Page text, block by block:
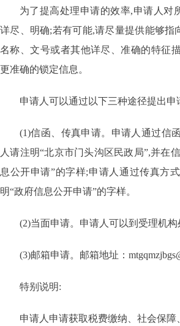
为了提高处理申请的效率,申请人对
详尽、明确;若有可能,请尽量提供能够指
名称、文号或者其他详尽、准确的特征
更准确的锁定信息。
申请人可以通过以下三种途径提出申
(1)信函、传真申请。申请人通过信
人请注明“北京市门头沟区民政局”,并在
息公开申请”的字样;申请人通过传真方
明“政府信息公开申请”的字样。
(2)当面申请。申请人可以到受理机构
(3)邮箱申请。邮箱地址：
特别说明:
申请人申请获取税费缴纳、社会保障